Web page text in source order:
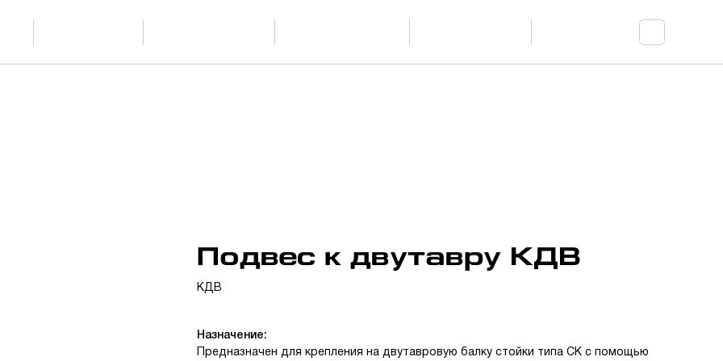
Подвес к двутавру КДВ
КДВ
Назначение:
Предназначен для крепления на двутавровую балку стойки типа СК с помощью